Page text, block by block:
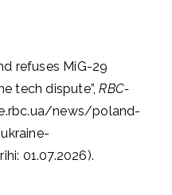
refuses MiG-29
tech dispute”,RBC-
news/poland-
01.07.2026).